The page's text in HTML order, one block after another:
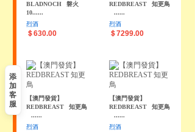
添
加
客
服
BLADNOCH
磐火
10......
烈酒
＄630.00
REDBREAST
知更鳥
......
烈酒
＄7299.00
【澳門發貨】
REDBREAST
知更鳥
......
烈酒
【澳門發貨】
REDBREAST
知更鳥
......
烈酒